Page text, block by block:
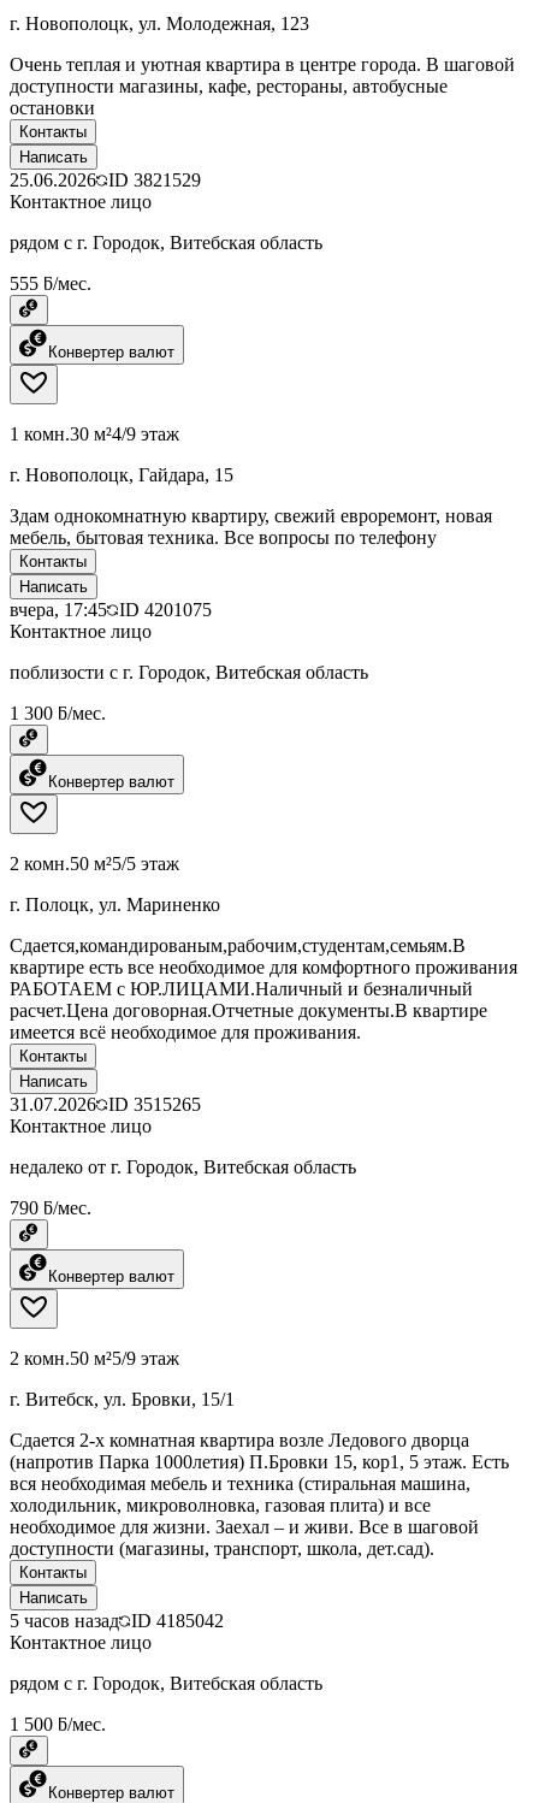
г. Новополоцк, ул. Молодежная, 123
Очень теплая и уютная квартира в центре города. В шаговой
доступности магазины, кафе, рестораны, автобусные
остановки
Контакты
Написать
25.06.2026 ID 3821529
Контактное лицо
рядом с г. Городок, Витебская область
555 ƃ/мес.
Конвертер валют
1 комн.30 м²4/9 этаж
г. Новополоцк, Гайдара, 15
Здам однокомнатную квартиру, свежий евроремонт, новая
мебель, бытовая техника. Все вопросы по телефону
Контакты
Написать
вчера, 17:45 ID 4201075
Контактное лицо
поблизости с г. Городок, Витебская область
1 300 ƃ/мес.
Конвертер валют
2 комн.50 м²5/5 этаж
г. Полоцк, ул. Мариненко
Сдается,командированым,рабочим,студентам,семьям.В
квартире есть все необходимое для комфортного проживания
РАБОТАЕМ с ЮР.ЛИЦАМИ.Наличный и безналичный
расчет.Цена договорная.Отчетные документы.В квартире
имеется всё необходимое для проживания.
Контакты
Написать
31.07.2026 ID 3515265
Контактное лицо
недалеко от г. Городок, Витебская область
790 ƃ/мес.
Конвертер валют
2 комн.50 м²5/9 этаж
г. Витебск, ул. Бровки, 15/1
Сдается 2-х комнатная квартира возле Ледового дворца
(напротив Парка 1000летия) П.Бровки 15, кор1, 5 этаж. Есть
вся необходимая мебель и техника (стиральная машина,
холодильник, микроволновка, газовая плита) и все
необходимое для жизни. Заехал – и живи. Все в шаговой
доступности (магазины, транспорт, школа, дет.сад).
Контакты
Написать
5 часов назад ID 4185042
Контактное лицо
рядом с г. Городок, Витебская область
1 500 ƃ/мес.
Конвертер валют